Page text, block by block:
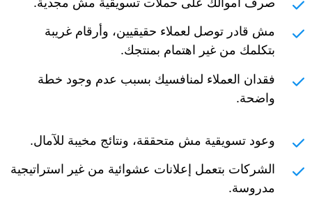
مش قادر توصل لعملاء حقيقيين، وأرقام غريبة
بتكلمك من غير اهتمام بمنتجك.
فقدان العملاء لمنافسيك بسبب عدم وجود خطة
واضحة.
وعود تسويقية مش متحققة، ونتائج مخيبة للآمال.
الشركات بتعمل إعلانات عشوائية من غير استراتيجية
مدروسة.